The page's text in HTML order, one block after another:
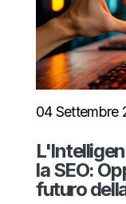
04 Settembre
la SEO:
futuro